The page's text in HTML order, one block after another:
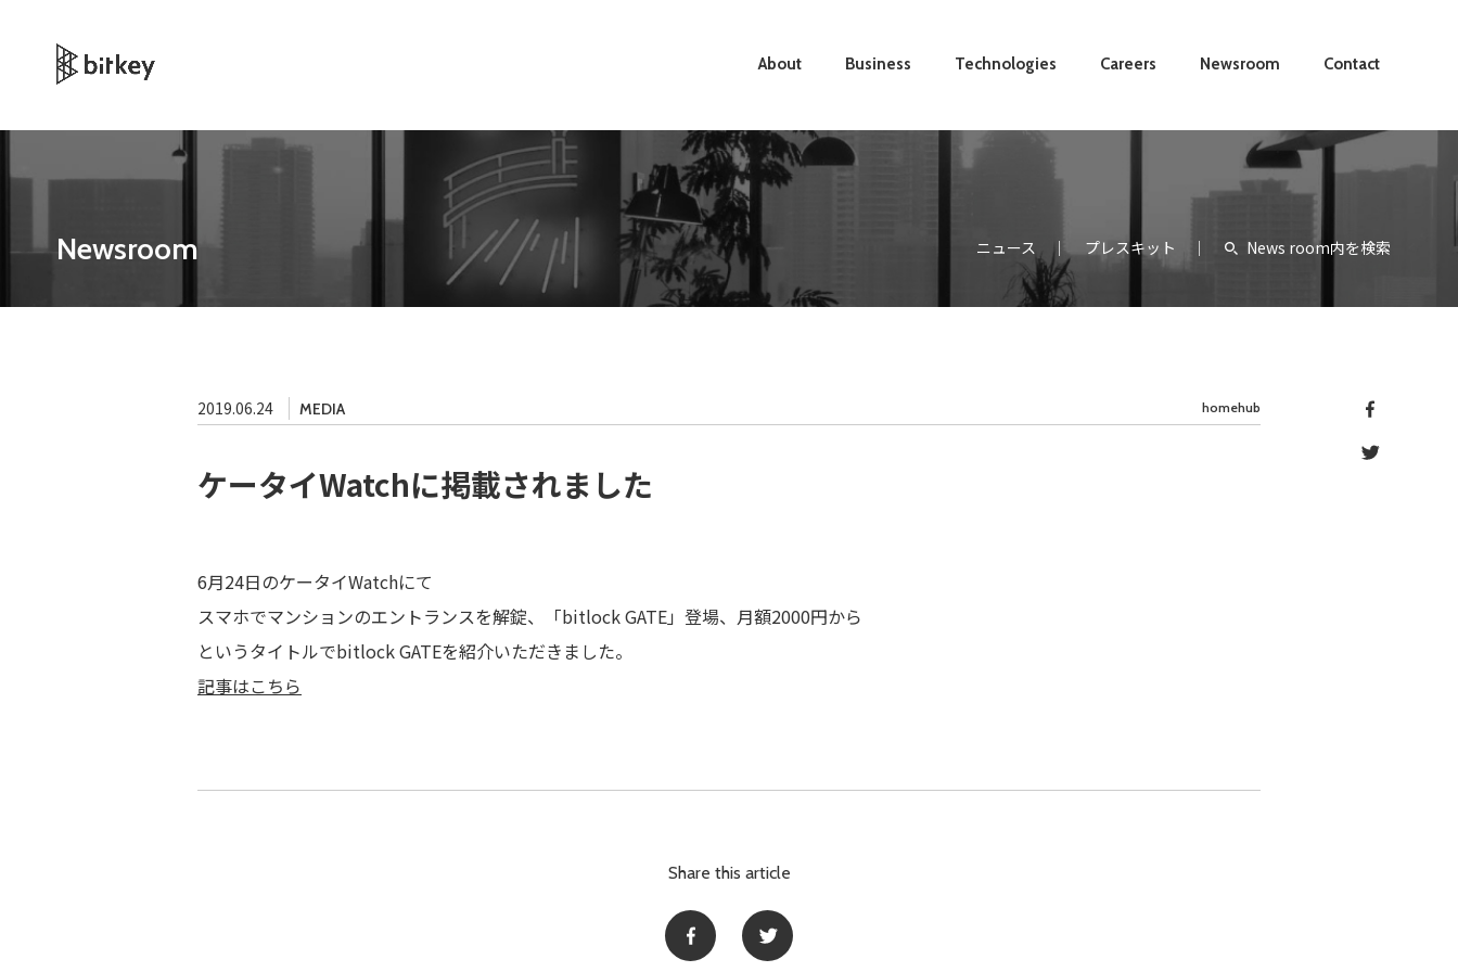
About Business Technologies Careers Newsroom Contact
Newsroom ニュース プレスキット News room内を検索
2019.06.24 MEDIA homehub
ケータイWatchに掲載されました
6月24日のケータイWatchにて
スマホでマンションのエントランスを解錠、「bitlock GATE」登場、月額2000円から
というタイトルでbitlock GATEを紹介いただきました。
記事はこちら
Share this article